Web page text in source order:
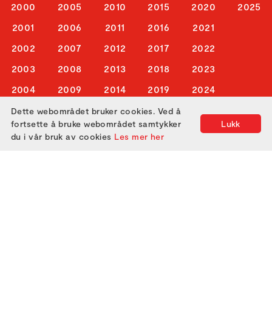
2000
2001
2002
2003
2004
2005
2006
2007
2008
2009
2010
2011
2012
2013
2014
2015
2016
2017
2018
2019
2020
2021
2022
2023
2024
2025
ABOUT US Lukk
Dette webområdet bruker cookies. Ved å
fortsette å bruke webområdet samtykker
du i vår bruk av cookies Les mer her